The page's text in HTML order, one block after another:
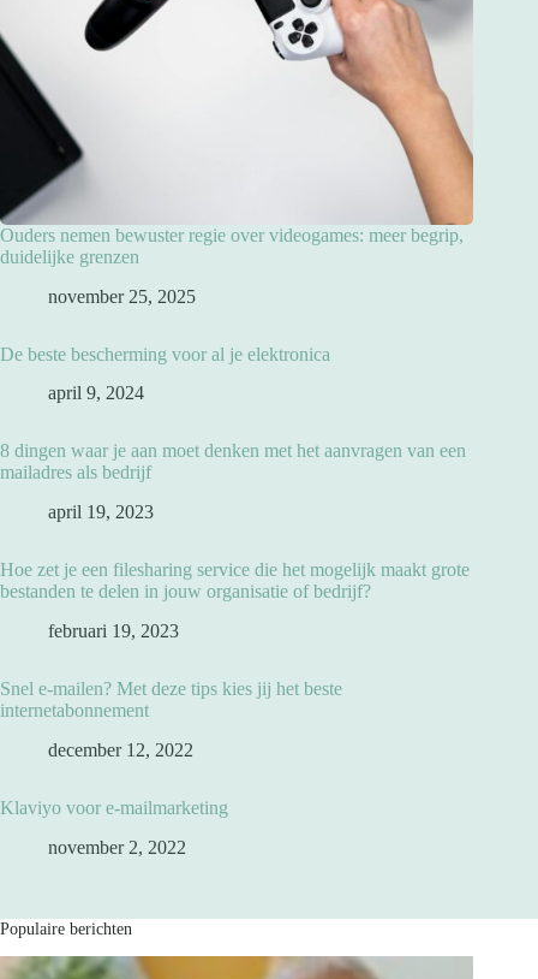
Ouders nemen bewuster regie over videogames: meer begrip,
duidelijke grenzen
november 25, 2025
De beste bescherming voor al je elektronica
april 9, 2024
8 dingen waar je aan moet denken met het aanvragen van een
mailadres als bedrijf
april 19, 2023
Hoe zet je een filesharing service die het mogelijk maakt grote
bestanden te delen in jouw organisatie of bedrijf?
februari 19, 2023
Snel e-mailen? Met deze tips kies jij het beste
internetabonnement
december 12, 2022
Klaviyo voor e-mailmarketing
november 2, 2022
Populaire berichten